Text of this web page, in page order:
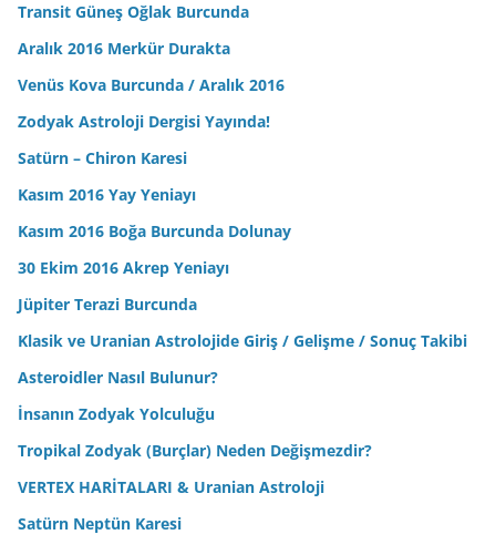
Transit Güneş Oğlak Burcunda
Aralık 2016 Merkür Durakta
Venüs Kova Burcunda / Aralık 2016
Zodyak Astroloji Dergisi Yayında!
Satürn – Chiron Karesi
Kasım 2016 Yay Yeniayı
Kasım 2016 Boğa Burcunda Dolunay
30 Ekim 2016 Akrep Yeniayı
Jüpiter Terazi Burcunda
Klasik ve Uranian Astrolojide Giriş / Gelişme / Sonuç Takibi
Asteroidler Nasıl Bulunur?
İnsanın Zodyak Yolculuğu
Tropikal Zodyak (Burçlar) Neden Değişmezdir?
VERTEX HARİTALARI & Uranian Astroloji
Satürn Neptün Karesi